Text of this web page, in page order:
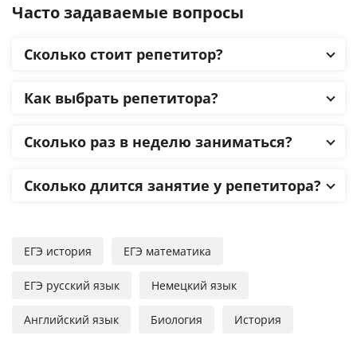
Часто задаваемые вопросы
Сколько стоит репетитор?
Как выбрать репетитора?
Сколько раз в неделю заниматься?
Сколько длится занятие у репетитора?
ЕГЭ история ЕГЭ математика
ЕГЭ русский язык Немецкий язык
Английский язык Биология История